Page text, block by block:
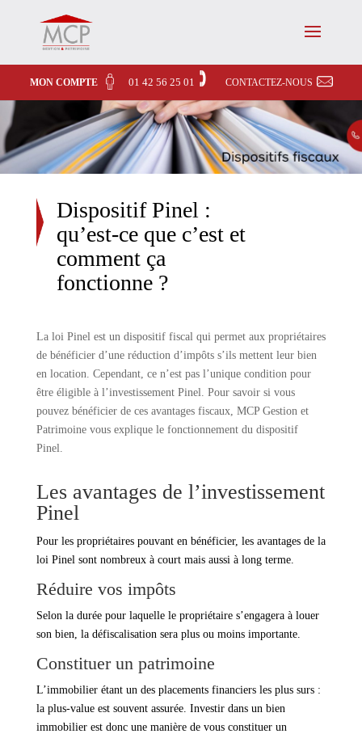
MON COMPTE 01 42 56 25 01 CONTACTEZ-NOUS
Dispositif Pinel :
qu’est-ce que c’est et
comment ça
fonctionne ?
La loi Pinel est un dispositif fiscal qui permet aux propriétaires
de bénéficier d’une réduction d’impôts s’ils mettent leur bien
en location. Cependant, ce n’est pas l’unique condition pour
être éligible à l’investissement Pinel. Pour savoir si vous
pouvez bénéficier de ces avantages fiscaux, MCP Gestion et
Patrimoine vous explique le fonctionnement du dispositif
Pinel.
Les avantages de l’investissement
Pinel
Pour les propriétaires pouvant en bénéficier, les avantages de la
loi Pinel sont nombreux à court mais aussi à long terme.
Réduire vos impôts
Selon la durée pour laquelle le propriétaire s’engagera à louer
son bien, la défiscalisation sera plus ou moins importante.
Constituer un patrimoine
L’immobilier étant un des placements financiers les plus surs :
la plus-value est souvent assurée. Investir dans un bien
immobilier est donc une manière de vous constituer un